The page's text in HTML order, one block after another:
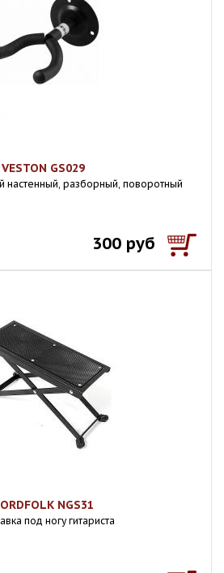
VESTON GS029
настенный, разборный, поворотный
300 руб
NGS31
под ногу гитариста